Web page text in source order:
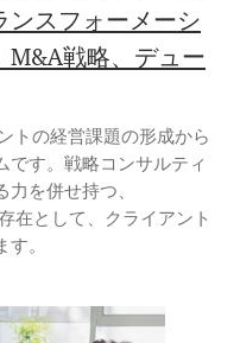
ンスフォーメーシ
M&A戦略、デュー
トの経営課題の形成から
です。戦略コンサルティ
を併せ持つ、
在として、クライアント
。